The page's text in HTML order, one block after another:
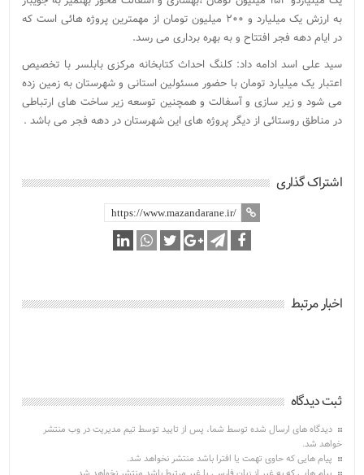
به ارزش یک میلیارد و ۲۰۰ میلیون تومان از مهمترین پروژه هائی است که
در ایام دهه فجر افتتاح و به بهره برداری می رسد.
سید علی اسد ادامه داد: کلنگ احداث کتابخانه مرکزی بابلسر با تخصیص
اعتبار یک میلیارد تومان با حضور مسئولین استانی و شهرستان به زمین زده
می شود و زیر سازی و آسفالت و همچنین توسعه زیر ساخت های ارتباطی
در مناطق روستائی از دیگر پروژه های این شهرستان در دهه فجر می باشد .
اشتراک گذاری
اخبار مرتبط
ثبت دیدگاه
دیدگاه های ارسال شده توسط شما، پس از تایید توسط تیم مدیریت در وب منتشر
خواهد شد.
پیام هایی که حاوی تهمت یا افترا باشد منتشر نخواهد شد.